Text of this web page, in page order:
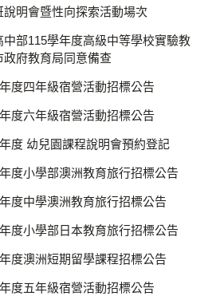
說明會暨性向探索活動場次
中部115學年度高級中等學校實驗教
府教育局同意備查
度四年級宿營活動招標公告
度六年級宿營活動招標公告
度 幼兒園課程說明會預約登記
度小學部澳洲教育旅行招標公告
度中學澳洲教育旅行招標公告
度小學部日本教育旅行招標公告
度澳洲短期留學課程招標公告
度五年級宿營活動招標公告